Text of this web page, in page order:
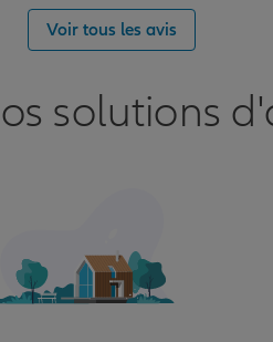
Voir tous les avis
solutions